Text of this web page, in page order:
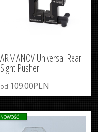
ARMANOV Universal Rear
Sight Pusher
od 109.00PLN
NOWOŚĆ